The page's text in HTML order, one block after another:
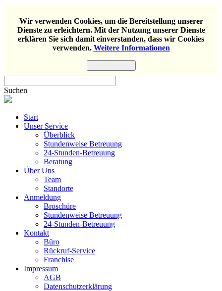
Wir verwenden Cookies, um die Bereitstellung unserer
Dienste zu erleichtern. Mit der Nutzung unserer Dienste
erklären Sie sich damit einverstanden, dass wir Cookies
verwenden. Weitere Informationen
Suchen
Start
Unser Service
Überblick
Stundenweise Betreuung
24-Stunden-Betreuung
Beratung
Über Uns
Team
Standorte
Anmeldung
Broschüre
Stundenweise Betreuung
24-Stunden-Betreuung
Kontakt
Büro
Rückruf-Service
Franchise
Impressum
AGB
Datenschutzerklärung